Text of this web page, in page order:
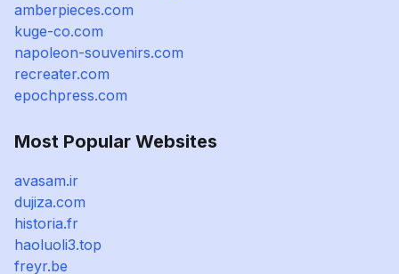
amberpieces.com
kuge-co.com
napoleon-souvenirs.com
recreater.com
epochpress.com
Most Popular Websites
avasam.ir
dujiza.com
historia.fr
haoluoli3.top
freyr.be